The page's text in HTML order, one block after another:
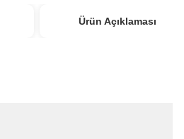
Ürün Açıklaması